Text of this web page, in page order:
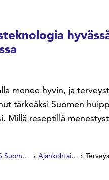
menee hyvin, ja
tärkeäksi Suomen
Millä reseptillä
SFS Suomen Standardit Ajankohtaista